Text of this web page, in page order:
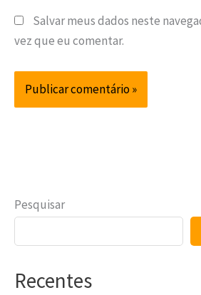
Salvar meus dados neste
vez que eu comentar.
Pesquisar
Recentes